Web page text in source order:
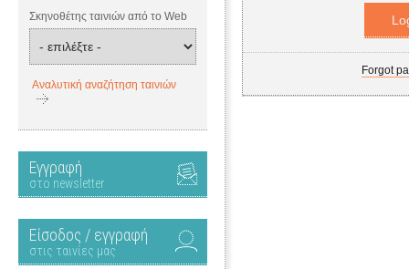
Σκηνοθέτης ταινιών από το Web
Αναλυτική αναζήτηση ταινιών
Εγγραφή
στο newsletter
Είσοδος / εγγραφή
στις ταινίες μας
Forgot